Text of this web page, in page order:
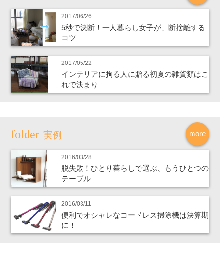
2017/06/26
5秒で決断！一人暮らし女子が、断捨離する
コツ
2017/05/22
インテリアに拘る人に贈る初夏の雑貨類はこ
れで決まり
more
実例
2016/03/28
脱失敗！ひとり暮らしで選ぶ、もうひとつの
テーブル
2016/03/11
便利でオシャレなコードレス掃除機は決算期
に！